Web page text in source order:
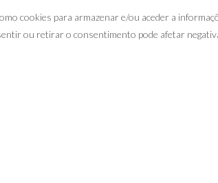
cookies para armazenar e/ou aceder a
ou retirar o consentimento pode afetar